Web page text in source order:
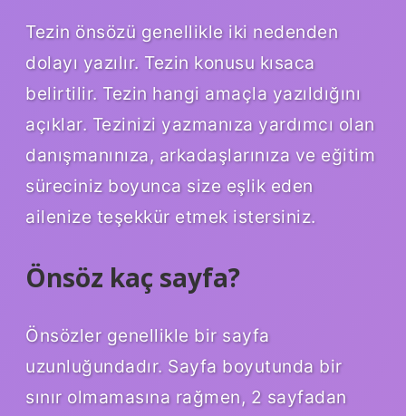
Tezin önsözü genellikle iki nedenden
dolayı yazılır. Tezin konusu kısaca
belirtilir. Tezin hangi amaçla yazıldığını
açıklar. Tezinizi yazmanıza yardımcı olan
danışmanınıza, arkadaşlarınıza ve eğitim
süreciniz boyunca size eşlik eden
ailenize teşekkür etmek istersiniz.
Önsöz kaç sayfa?
Önsözler genellikle bir sayfa
uzunluğundadır. Sayfa boyutunda bir
sınır olmamasına rağmen, 2 sayfadan